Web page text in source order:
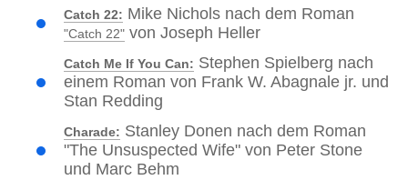
Catch 22: Mike Nichols nach dem Roman
"Catch 22" von Joseph Heller
Catch Me If You Can: Stephen Spielberg nach
einem Roman von Frank W. Abagnale jr. und
Stan Redding
Charade: Stanley Donen nach dem Roman
"The Unsuspected Wife" von Peter Stone
und Marc Behm